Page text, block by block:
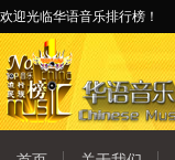
欢迎光临华语音乐排行榜！